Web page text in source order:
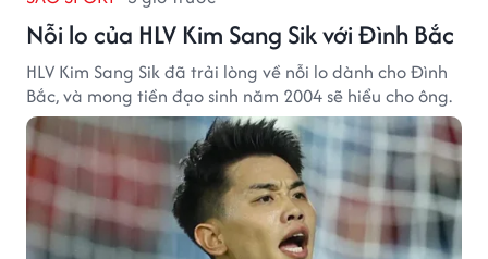
Nỗi lo của HLV Kim Sang Sik với Đình Bắc
HLV Kim Sang Sik đã trải lòng về nỗi lo dành cho Đình
Bắc, và mong tiền đạo sinh năm 2004 sẽ hiểu cho ông.